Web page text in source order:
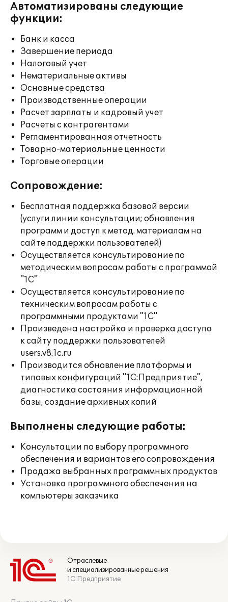
Автоматизированы следующие
функции:
Банк и касса
Завершение периода
Налоговый учет
Нематериальные активы
Основные средства
Производственные операции
Расчет зарплаты и кадровый учет
Расчеты с контрагентами
Регламентированная отчетность
Товарно-материальные ценности
Торговые операции
Сопровождение:
Бесплатная поддержка базовой версии
(услуги линии консультации; обновления
программ и доступ к метод. материалам на
сайте поддержки пользователей)
Осуществляется консультирование по
методическим вопросам работы с программой
"1С"
Осуществляется консультирование по
техническим вопросам работы с
программными продуктами "1С"
Произведена настройка и проверка доступа
к сайту поддержки пользователей
users.v8.1c.ru
Производится обновление платформы и
типовых конфигураций "1С:Предприятие",
диагностика состояния информационной
базы, создание архивных копий
Выполнены следующие работы:
Консультации по выбору программного
обеспечения и вариантов его сопровождения
Продажа выбранных программных продуктов
Установка программного обеспечения на
компьютеры заказчика
Отраслевые
и специализированные решения
1С:Предприятие